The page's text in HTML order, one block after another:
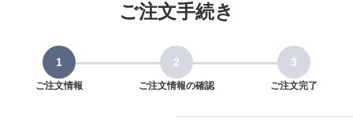
ご注文手続き
ご注文情報 ご注文情報の確認 ご注文完了